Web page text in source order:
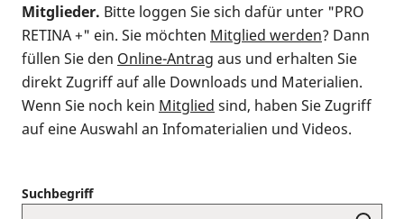
Mitglieder. Bitte loggen Sie sich dafür unter "PRO
RETINA +" ein. Sie möchten Mitglied werden? Dann
füllen Sie den Online-Antrag aus und erhalten Sie
direkt Zugriff auf alle Downloads und Materialien.
Wenn Sie noch kein Mitglied sind, haben Sie Zugriff
auf eine Auswahl an Infomaterialien und Videos.
Suchbegriff